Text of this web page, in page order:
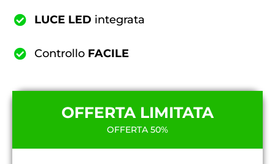
LUCE LED integrata
Controllo FACILE
OFFERTA LIMITATA
OFFERTA 50%